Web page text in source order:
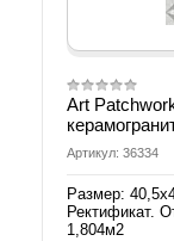
Art
Артикул: 36334
Размер:
Ректификат.
1,804м2